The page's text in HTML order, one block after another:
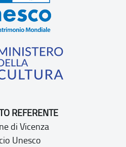
REFERENTE
di Vicenza
Unesco